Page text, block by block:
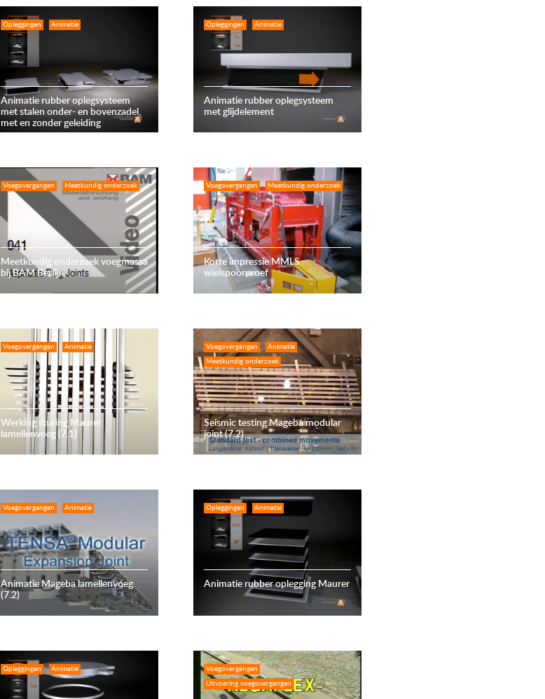
Opleggingen Animatie
Animatie rubber oplegsysteem
met stalen onder- en bovenzadel,
met en zonder geleiding
Opleggingen Animatie
Animatie rubber oplegsysteem
met glijdelement
Voegovergangen Meetkundig onderzoek
Meetkundig onderzoek voegmassa
bij BAM Berlijn
Voegovergangen Meetkundig onderzoek
Korte impressie MMLS
wielspoorproef
Voegovergangen Animatie
Werking sturing Maurer
lamellenvoeg (7.1)
Voegovergangen Animatie
Meetkundig onderzoek
Seismic testing Mageba modular
joint (7.2)
Voegovergangen Animatie
Animatie Mageba lamellenvoeg
(7.2)
Opleggingen Animatie
Animatie rubber oplegging Maurer
Opleggingen Animatie Voegovergangen
Uitvoering voegovergangen